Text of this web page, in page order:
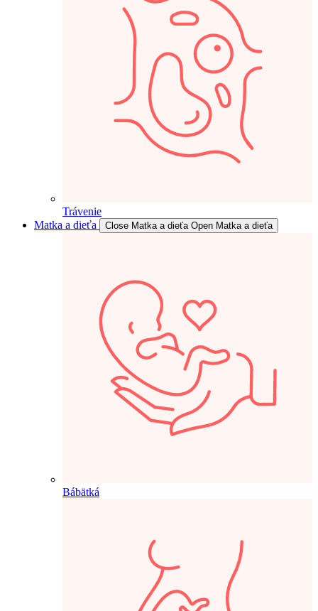
Trávenie
Matka a dieťa
Close Matka a dieťa Open Matka a dieťa
Bábätká